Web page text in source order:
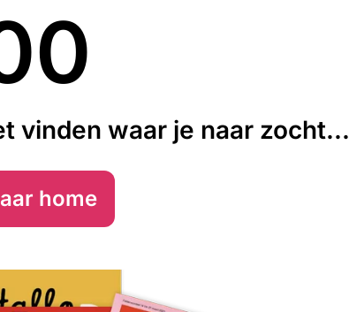
vinden waar je naar zocht...
home